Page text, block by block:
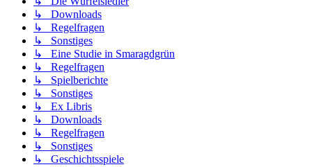
↳ Downloads
↳ Regelfragen
↳ Sonstiges
↳ Eine Studie in Smaragdgrün
↳ Regelfragen
↳ Spielberichte
↳ Sonstiges
↳ Ex Libris
↳ Downloads
↳ Regelfragen
↳ Sonstiges
↳ Geschichtsspiele